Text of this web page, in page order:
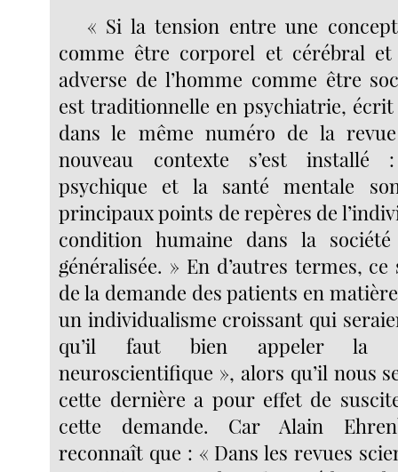
« Si la tension entre une
comme être corporel et cérébral et
adverse de l’homme comme être
est traditionnelle en psychiatrie,
dans le même numéro de la
nouveau contexte s’est installé
psychique et la santé mentale
principaux points de repères de
condition humaine dans la société
généralisée. » En d’autres termes,
de la demande des patients en
un individualisme croissant qui
qu’il faut bien appeler la «
neuroscientifique », alors qu’il nous
cette dernière a pour effet de
cette demande. Car Alain
reconnaît que : « Dans les revues